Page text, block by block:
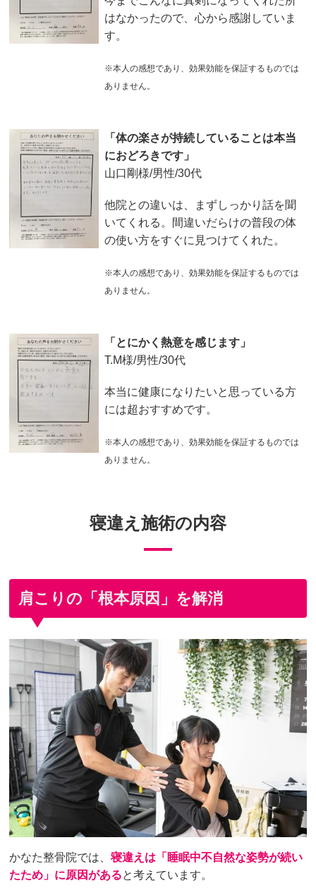
はなかったので、心から感謝していま
す。
※本人の感想であり、効果効能を保証するものでは
ありません。
「体の楽さが持続していることは本当
におどろきです」
山口剛様/男性/30代
他院との違いは、まずしっかり話を聞
いてくれる。間違いだらけの普段の体
の使い方をすぐに見つけてくれた。
※本人の感想であり、効果効能を保証するものでは
ありません。
「とにかく熱意を感じます」
T.M様/男性/30代
本当に健康になりたいと思っている方
には超おすすめです。
※本人の感想であり、効果効能を保証するものでは
ありません。
寝違え施術の内容
肩こりの「根本原因」を解消
かなた整骨院では、寝違えは「睡眠中不自然な姿勢が続い
たため」に原因があると考えています。